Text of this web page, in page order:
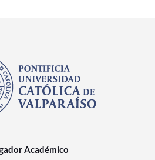
Académico